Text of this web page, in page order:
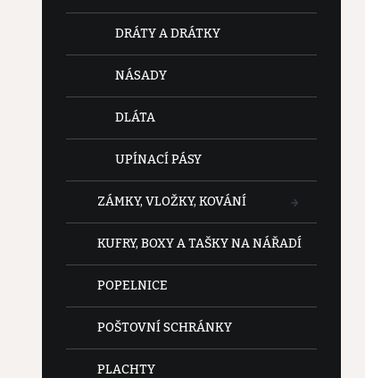
DRÁTY A DRÁTKY
NÁSADY
DLÁTA
UPÍNACÍ PÁSY
ZÁMKY, VLOŽKY, KOVÁNÍ
KUFRY, BOXY A TAŠKY NA NÁŘADÍ
POPELNICE
POŠTOVNÍ SCHRÁNKY
PLACHTY